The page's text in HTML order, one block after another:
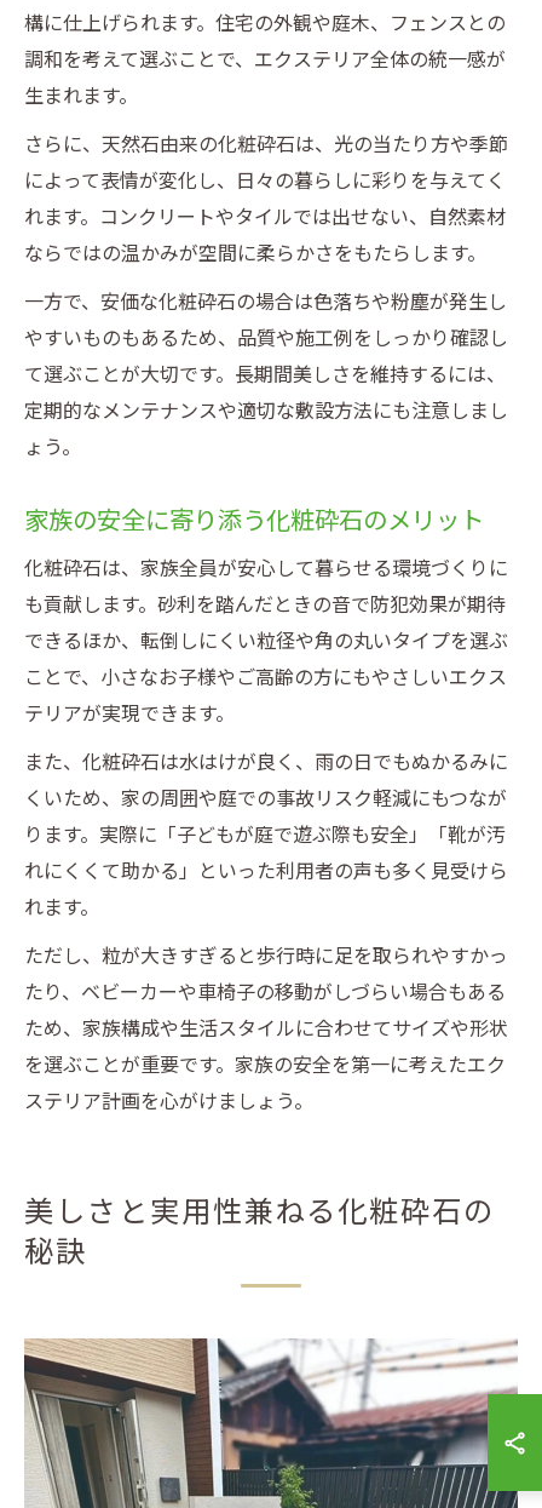
構に仕上げられます。住宅の外観や庭木、フェンスとの
調和を考えて選ぶことで、エクステリア全体の統一感が
生まれます。
さらに、天然石由来の化粧砕石は、光の当たり方や季節
によって表情が変化し、日々の暮らしに彩りを与えてく
れます。コンクリートやタイルでは出せない、自然素材
ならではの温かみが空間に柔らかさをもたらします。
一方で、安価な化粧砕石の場合は色落ちや粉塵が発生し
やすいものもあるため、品質や施工例をしっかり確認し
て選ぶことが大切です。長期間美しさを維持するには、
定期的なメンテナンスや適切な敷設方法にも注意しまし
ょう。
家族の安全に寄り添う化粧砕石のメリット
化粧砕石は、家族全員が安心して暮らせる環境づくりに
も貢献します。砂利を踏んだときの音で防犯効果が期待
できるほか、転倒しにくい粒径や角の丸いタイプを選ぶ
ことで、小さなお子様やご高齢の方にもやさしいエクス
テリアが実現できます。
また、化粧砕石は水はけが良く、雨の日でもぬかるみに
くいため、家の周囲や庭での事故リスク軽減にもつなが
ります。実際に「子どもが庭で遊ぶ際も安全」「靴が汚
れにくくて助かる」といった利用者の声も多く見受けら
れます。
ただし、粒が大きすぎると歩行時に足を取られやすかっ
たり、ベビーカーや車椅子の移動がしづらい場合もある
ため、家族構成や生活スタイルに合わせてサイズや形状
を選ぶことが重要です。家族の安全を第一に考えたエク
ステリア計画を心がけましょう。
美しさと実用性兼ねる化粧砕石の
秘訣